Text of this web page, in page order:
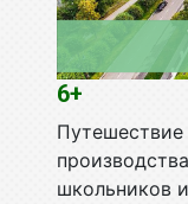
6+
Путешествие
школьников